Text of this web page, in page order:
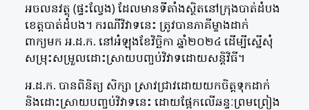
អចលនវត្ថុ (ផ្ទះល្វែង) ដែលមានទីតាំងស្ថិតនៅក្រុងបាត់ដំបង
ខេត្តបាត់ដំបង។ ករណីវិវាទនេះ ត្រូវបានភាគីម្ខាងដាក់
ពាក្យមក អ.ដ.ក. នៅអំឡុងខែវិច្ឆិកា ឆ្នាំ២០២៤ ដើម្បីស្នើសុំ
សម្រុះសម្រួលដោះស្រាយបញ្ចប់វិវាទដោយសន្តិវិធី។
អ.ដ.ក. បានពិនិត្យ សិក្សា ស្រាវជ្រាវដោយយកចិត្តទុកដាក់
និងដោះស្រាយបញ្ចប់វិវាទនេះ ដោយផ្អែកលើឆន្ទៈព្រមព្រៀង